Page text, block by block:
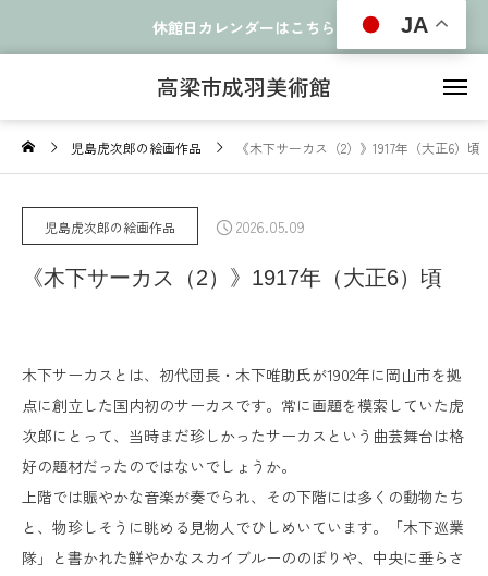
休館日カレンダーはこちら
高梁市成羽美術館
児島虎次郎の絵画作品 《木下サーカス（2）》1917年（大正6）頃
児島虎次郎の絵画作品 2026.05.09
《木下サーカス（2）》1917年（大正6）頃
木下サーカスとは、初代団長・木下唯助氏が1902年に岡山市を拠
点に創立した国内初のサーカスです。常に画題を模索していた虎
次郎にとって、当時まだ珍しかったサーカスという曲芸舞台は格
好の題材だったのではないでしょうか。
上階では賑やかな音楽が奏でられ、その下階には多くの動物たち
と、物珍しそうに眺める見物人でひしめいています。「木下巡業
隊」と書かれた鮮やかなスカイブルーののぼりや、中央に垂らさ
JA